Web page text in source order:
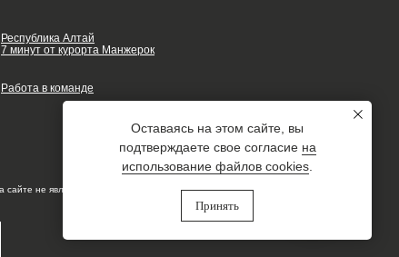
не является публичной офертой
Республика Алтай
7 минут от курорта Манжерок
Работа в команде
Оставаясь на этом сайте, вы
подтверждаете свое согласие на
использование файлов cookies.
Принять